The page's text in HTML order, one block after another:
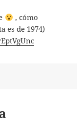
, cómo
es de 1974)